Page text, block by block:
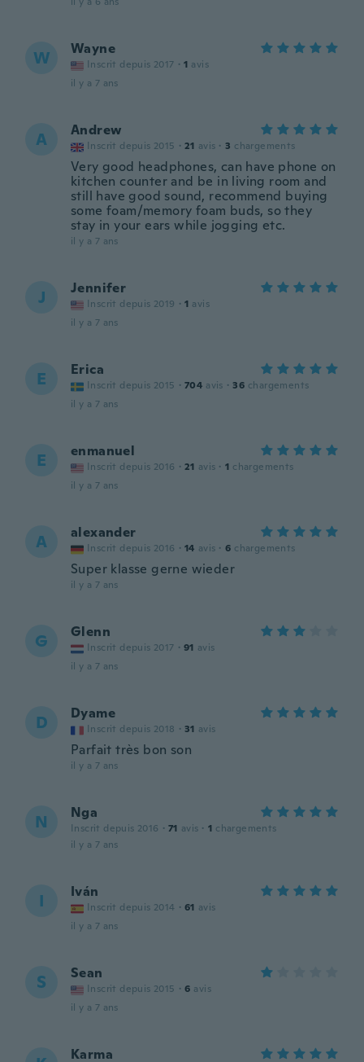
W Wayne
Inscrit depuis 2017 · 1 avis
il y a 7 ans
A Andrew
Inscrit depuis 2015 · 21 avis · 3 chargements
Very good headphones, can have phone on
kitchen counter and be in living room and
still have good sound, recommend buying
some foam/memory foam buds, so they
stay in your ears while jogging etc.
il y a 7 ans
J Jennifer
Inscrit depuis 2019 · 1 avis
il y a 7 ans
E Erica
Inscrit depuis 2015 · 704 avis · 36 chargements
il y a 7 ans
E enmanuel
Inscrit depuis 2016 · 21 avis · 1 chargements
il y a 7 ans
A alexander
Inscrit depuis 2016 · 14 avis · 6 chargements
Super klasse gerne wieder
il y a 7 ans
G Glenn
Inscrit depuis 2017 · 91 avis
il y a 7 ans
D Dyame
Inscrit depuis 2018 · 31 avis
Parfait très bon son
il y a 7 ans
N Nga
Inscrit depuis 2016 · 71 avis · 1 chargements
il y a 7 ans
I Iván
Inscrit depuis 2014 · 61 avis
il y a 7 ans
S Sean
Inscrit depuis 2015 · 6 avis
il y a 7 ans
Karma